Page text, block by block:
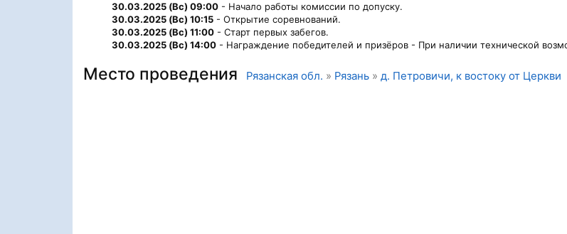
30.03.2025 (Вс) 09:00 - Начало работы комиссии по допуску.
30.03.2025 (Вс) 10:15 - Открытие соревнований.
30.03.2025 (Вс) 11:00 - Старт первых забегов.
30.03.2025 (Вс) 14:00 - Награждение победителей и призёров - При наличии технической
Место проведения Рязанская обл. » Рязань » д. Петровичи, к востоку от Церкви